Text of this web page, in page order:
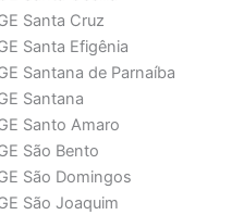
Santa Cruz
Santa Efigênia
Santana de Parnaíba
Santana
Santo Amaro
São Bento
São Domingos
São Joaquim